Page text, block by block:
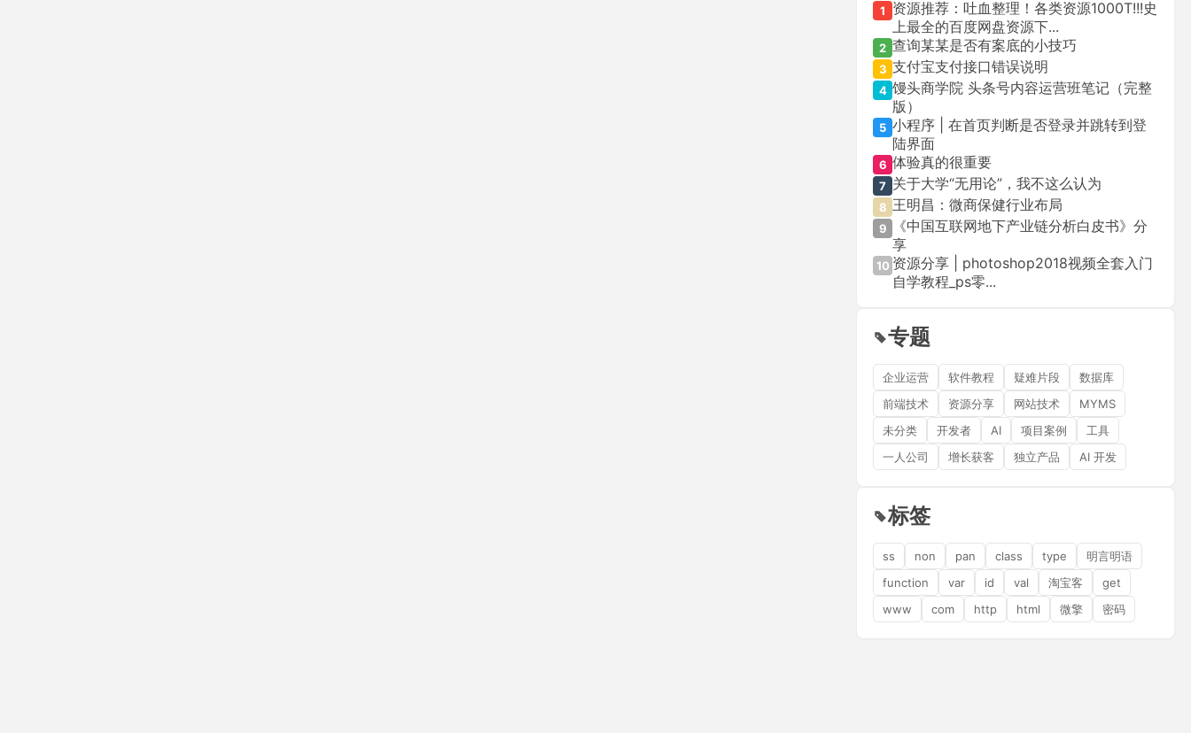
1
资源推荐：吐血整理！各类资源1000T!!!史
上最全的百度网盘资源下...
2 查询某某是否有案底的小技巧
3 支付宝支付接口错误说明
4 馒头商学院 头条号内容运营班笔记（完整
版）
5 小程序 | 在首页判断是否登录并跳转到登
陆界面
6 体验真的很重要
7 关于大学“无用论”，我不这么认为
8 王明昌：微商保健行业布局
9
《中国互联网地下产业链分析白皮书》分
享
10 资源分享 | photoshop2018视频全套入门
自学教程_ps零...
专题
企业运营 软件教程 疑难片段
数据库
前端技术
资源分享 网站技术
MYMS
未分类
开发者 AI 项目案例
工具
一人公司
增长获客 独立产品 AI 开发
标签
ss non pan class type
明言明语
function
var id val 淘宝客
get
www
com http html 微擎 密码